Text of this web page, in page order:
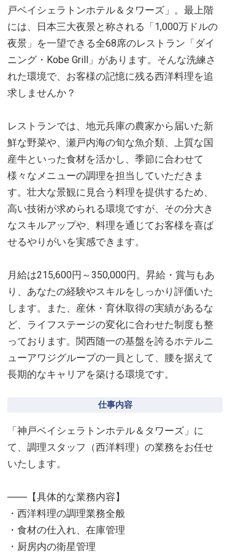
戸ベイシェラトンホテル＆タワーズ」。最上階
には、日本三大夜景と称される「1,000万ドルの
夜景」を一望できる全68席のレストラン「ダイ
ニング・Kobe Grill」があります。そんな洗練さ
れた環境で、お客様の記憶に残る西洋料理を追
求しませんか？
レストランでは、地元兵庫の農家から届いた新
鮮な野菜や、瀬戸内海の旬な魚介類、上質な国
産牛といった食材を活かし、季節に合わせて
様々なメニューの調理を担当していただきま
す。壮大な景観に見合う料理を提供するため、
高い技術が求められる環境ですが、その分大き
なスキルアップや、料理を通じてお客様を喜ば
せるやりがいを実感できます。
月給は215,600円～350,000円。昇給・賞与もあ
り、あなたの経験やスキルをしっかり評価いた
します。また、産休・育休取得の実績があるな
ど、ライフステージの変化に合わせた制度も整
っております。関西随一の基盤を誇るホテルニ
ューアワジグループの一員として、腰を据えて
長期的なキャリアを築ける環境です。
仕事内容
「神戸ベイシェラトンホテル＆タワーズ」に
て、調理スタッフ（西洋料理）の業務をお任せ
いたします。
――【具体的な業務内容】
・西洋料理の調理業務全般
・食材の仕入れ、在庫管理
・厨房内の衛星管理